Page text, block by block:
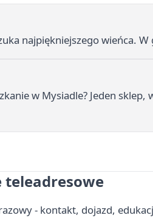
najpiękniejszego wieńca. W
w Mysiadle? Jeden
teleadresowe
- kontakt, dojazd,